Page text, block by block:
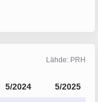
Lähde: PRH
5/2024 5/2025